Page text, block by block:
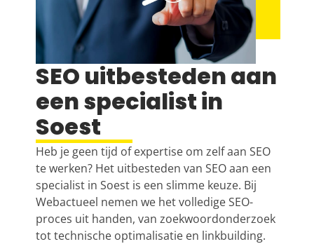
SEO uitbesteden aan
een specialist in
Soest
Heb je geen tijd of expertise om zelf aan SEO
te werken? Het uitbesteden van SEO aan een
specialist in Soest is een slimme keuze. Bij
Webactueel nemen we het volledige SEO-
proces uit handen, van zoekwoordonderzoek
tot technische optimalisatie en linkbuilding.